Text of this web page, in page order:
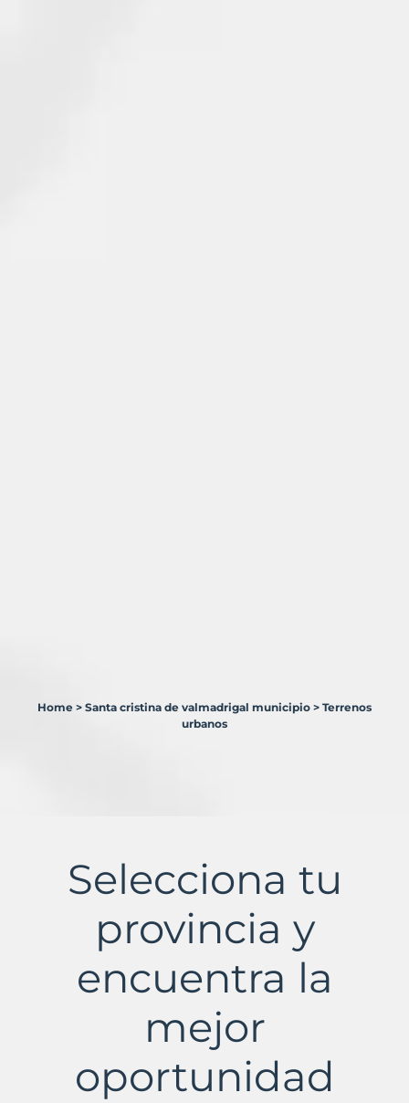
Municipio
Home > Santa cristina de valmadrigal municipio > Terrenos
urbanos
Selecciona tu
provincia y
encuentra la
mejor
oportunidad